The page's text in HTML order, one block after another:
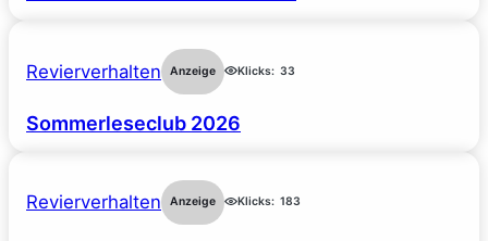
Revierverhalten Anzeige Klicks: 33
Sommerleseclub 2026
Revierverhalten Anzeige Klicks: 183